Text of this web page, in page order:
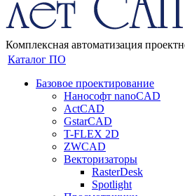
Комплексная автоматизация
Каталог ПО
Базовое проектирование
Нанософт nanoCAD
ActCAD
GstarCAD
T-FLEX 2D
ZWCAD
Векторизаторы
RasterDesk
Spotlight